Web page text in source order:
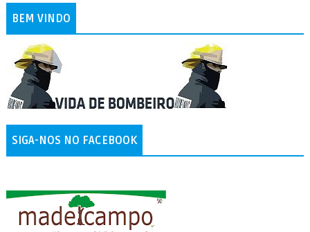
BEM VINDO
SIGA-NOS NO FACEBOOK